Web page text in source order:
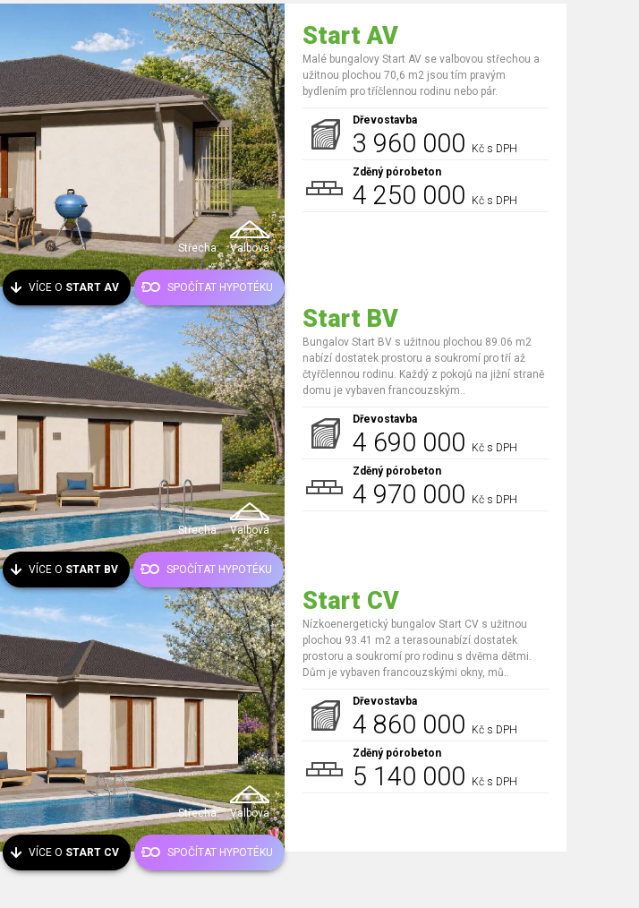
Střecha: Valbová
Start AV
Malé bungalovy Start AV se valbovou střechou a
užitnou plochou 70,6 m2 jsou tím pravým
bydlením pro tříčlennou rodinu nebo pár.
Dřevostavba
3 960 000
Kč s DPH
Zděný pórobeton
4 250 000 Kč s DPH
VÍCE O START AV SPOČÍTAT HYPOTÉKU
Střecha: Valbová
Start BV
Bungalov Start BV s užitnou plochou 89.06 m2
nabízí dostatek prostoru a soukromí pro tří až
čtyřčlennou rodinu. Každý z pokojů na jižní straně
domu je vybaven francouzským..
Dřevostavba
4 690 000
Kč s DPH
Zděný pórobeton
4 970 000 Kč s DPH
VÍCE O START BV SPOČÍTAT HYPOTÉKU
Střecha: Valbová
Start CV
Nízkoenergetický bungalov Start CV s užitnou
plochou 93.41 m2 a terasounabízí dostatek
prostoru a soukromí pro rodinu s dvěma dětmi.
Dům je vybaven francouzskými okny, mů..
Dřevostavba
4 860 000
Kč s DPH
Zděný pórobeton
5 140 000 Kč s DPH
VÍCE O START CV SPOČÍTAT HYPOTÉKU